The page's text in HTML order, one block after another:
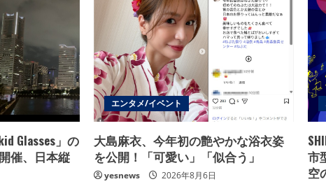
Glasses」の
催、日本縦
エンタメ/イベント
大島麻衣、今年初の艶やかな浴衣姿
を公開！「可愛い」「似合う」
yesnews 2026年8月6日
市
空